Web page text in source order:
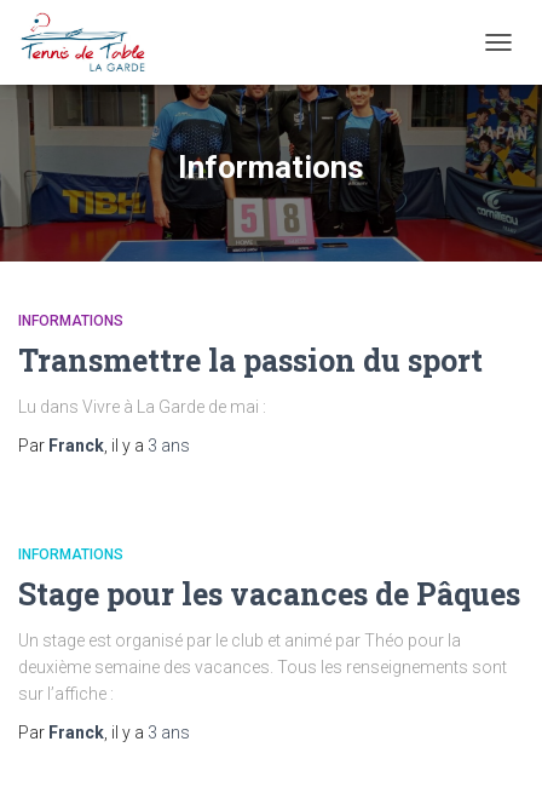
Informations
INFORMATIONS
Transmettre la passion du sport
Lu dans Vivre à La Garde de mai :
Par Franck , il y a 3 ans
INFORMATIONS
Stage pour les vacances de Pâques
Un stage est organisé par le club et animé par Théo pour la
deuxième semaine des vacances. Tous les renseignements sont
sur l’affiche :
Par Franck , il y a 3 ans